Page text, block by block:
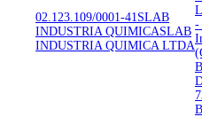
02.123.109/0001-41 SLAB
INDUSTRIA QUIMICASLAB
INDUSTRIA QUIMICA LTDA
-